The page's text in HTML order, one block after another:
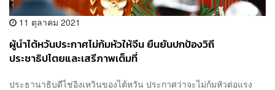
11 ตุลาคม 2021
ผู้นำไต้หวันประกาศไม่ก้มหัวให้จีน ยืนยันปกป้องวิถี
ประชาธิปไตยและเสรีภาพเต็มที่
ประธานาธิบดีไช่อิงเหวินของไต้หวัน ประกาศว่าจะไม่ก้มหัวต่อแรง